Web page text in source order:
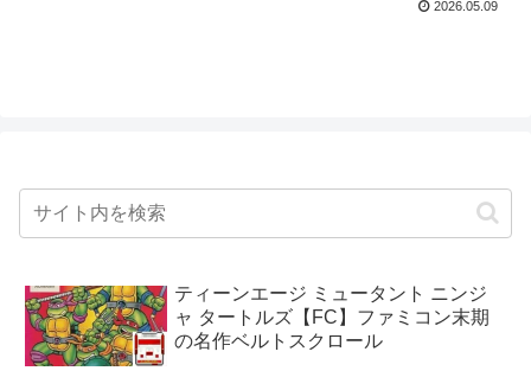
2026.05.09
ティーンエージ ミュータント ニンジ
ャ タートルズ【FC】ファミコン末期
の名作ベルトスクロール